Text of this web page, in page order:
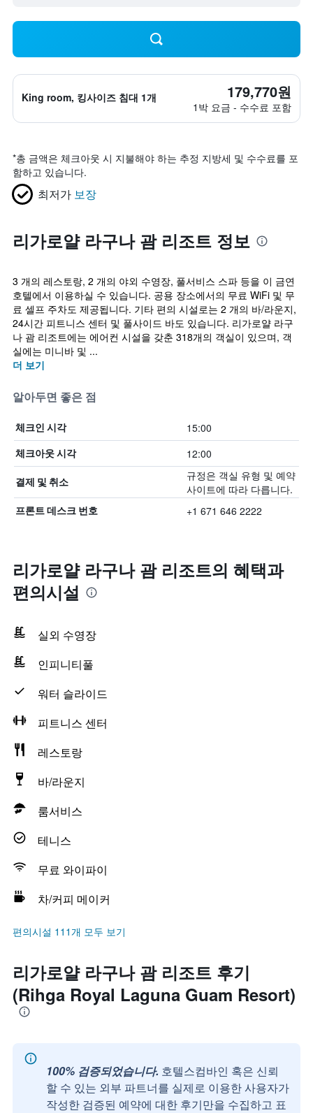
King room, 킹사이즈 침대 1개 179,770원
1박 요금 - 수수료 포함
*총 금액은 체크아웃 시 지불해야 하는 추정 지방세 및 수수료를 포
함하고 있습니다.
최저가 보장
리가로얄 라구나 괌 리조트 정보
3 개의 레스토랑, 2 개의 야외 수영장, 풀서비스 스파 등을 이 금연
호텔에서 이용하실 수 있습니다. 공용 장소에서의 무료 WiFi 및 무
료 셀프 주차도 제공됩니다. 기타 편의 시설로는 2 개의 바/라운지,
24시간 피트니스 센터 및 풀사이드 바도 있습니다. 리가로얄 라구
나 괌 리조트에는 에어컨 시설을 갖춘 318개의 객실이 있으며, 객
실에는 미니바 및 ...
더 보기
알아두면 좋은 점
체크인 시각 15:00
체크아웃 시각 12:00
결제 및 취소
규정은 객실 유형 및 예약
사이트에 따라 다릅니다.
프론트 데스크 번호 +1 671 646 2222
리가로얄 라구나 괌 리조트의 혜택​과
편의시설
실외 수영장
인피니티풀
워터 슬라이드
피트니스 센터
레스토랑
바/라운지
룸서비스
테니스
무료 와이파이
차/커피 메이커
편의시설 111개 모두 보기
리가로얄 라구나 괌 리조트 후기
(Rihga Royal Laguna Guam Resort)
100% 검증되었습니다. 호텔스컴바인 혹은 신뢰
할 수 있는 외부 파트너를 실제로 이용한 사용자가
작성한 검증된 예약에 대한 후기만을 수집하고 표